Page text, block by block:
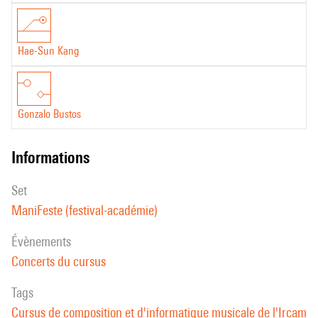
Hae-Sun Kang
Gonzalo Bustos
informations
set
ManiFeste (festival-académie)
évènements
Concerts du cursus
Tags
Cursus de composition et d'informatique musicale de l'Ircam